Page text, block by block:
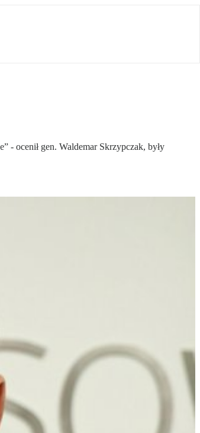
- ocenił gen. Waldemar Skrzypczak, były